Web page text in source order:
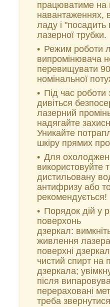
працюватиме на
навантаженнях,
ладу і "посадить
лазерної трубки.
Режим роботи
випромінювача
перевищувати
номінальної
Під час
дивіться
лазерний
надягайте
Уникайте
шкіру прямих
Для
використовуйте
дистильовану
антифризу або
рекомендується!
Порядок дій у
поверхонь
дзеркал:
живлення
поверхні
чистий спирт на
дзеркала;
після
перераховані
треба